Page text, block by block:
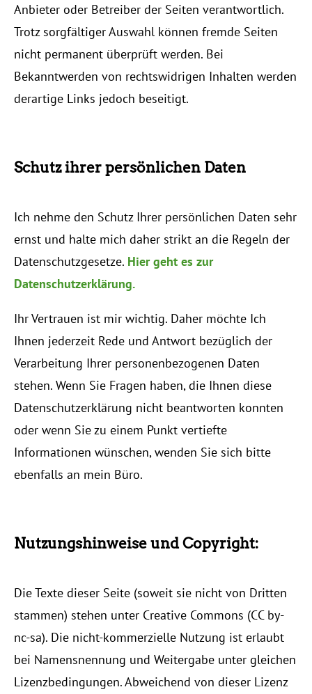
Anbieter oder Betreiber der Seiten verantwortlich.
Trotz sorgfältiger Auswahl können fremde Seiten
nicht permanent überprüft werden. Bei
Bekanntwerden von rechtswidrigen Inhalten werden
derartige Links jedoch beseitigt.
Schutz ihrer persönlichen Daten
Ich nehme den Schutz Ihrer persönlichen Daten sehr
ernst und halte mich daher strikt an die Regeln der
Datenschutzgesetze. Hier geht es zur
Datenschutzerklärung.
Ihr Vertrauen ist mir wichtig. Daher möchte Ich
Ihnen jederzeit Rede und Antwort bezüglich der
Verarbeitung Ihrer personenbezogenen Daten
stehen. Wenn Sie Fragen haben, die Ihnen diese
Datenschutzerklärung nicht beantworten konnten
oder wenn Sie zu einem Punkt vertiefte
Informationen wünschen, wenden Sie sich bitte
ebenfalls an mein Büro.
Nutzungshinweise und Copyright:
Die Texte dieser Seite (soweit sie nicht von Dritten
stammen) stehen unter Creative Commons (CC by-
nc-sa). Die nicht-kommerzielle Nutzung ist erlaubt
bei Namensnennung und Weitergabe unter gleichen
Lizenzbedingungen. Abweichend von dieser Lizenz